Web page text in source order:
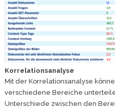
Korrelationsanalyse
Mit der Korrelationsanalyse
verschiedene Bereiche
Unterschiede zwischen den